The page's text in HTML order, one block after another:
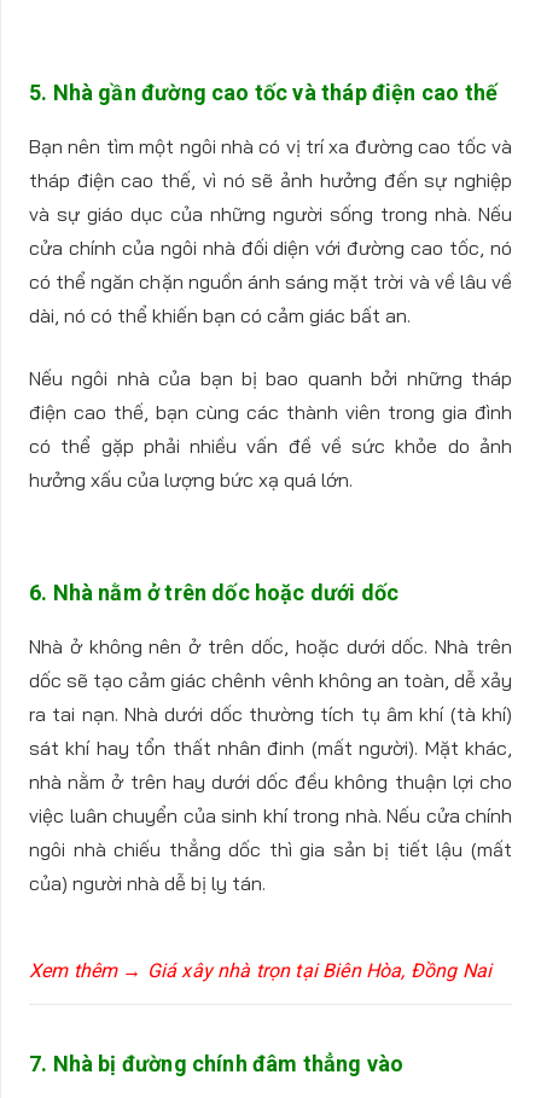
5. Nhà gần đường cao tốc và tháp điện cao thế
Bạn nên tìm một ngôi nhà có vị trí xa đường cao tốc và
tháp điện cao thế, vì nó sẽ ảnh hưởng đến sự nghiệp
và sự giáo dục của những người sống trong nhà. Nếu
cửa chính của ngôi nhà đối diện với đường cao tốc, nó
có thể ngăn chặn nguồn ánh sáng mặt trời và về lâu về
dài, nó có thể khiến bạn có cảm giác bất an.
Nếu ngôi nhà của bạn bị bao quanh bởi những tháp
điện cao thế, bạn cùng các thành viên trong gia đình
có thể gặp phải nhiều vấn đề về sức khỏe do ảnh
hưởng xấu của lượng bức xạ quá lớn.
6. Nhà nằm ở trên dốc hoặc dưới dốc
Nhà ở không nên ở trên dốc, hoặc dưới dốc. Nhà trên
dốc sẽ tạo cảm giác chênh vênh không an toàn, dễ xảy
ra tai nạn. Nhà dưới dốc thường tích tụ âm khí (tà khí)
sát khí hay tổn thất nhân đinh (mất người). Mặt khác,
nhà nằm ở trên hay dưới dốc đều không thuận lợi cho
việc luân chuyển của sinh khí trong nhà. Nếu cửa chính
ngôi nhà chiếu thẳng dốc thì gia sản bị tiết lậu (mất
của) người nhà dễ bị ly tán.
Xem thêm → Giá xây nhà trọn tại Biên Hòa, Đồng Nai
7. Nhà bị đường chính đâm thẳng vào